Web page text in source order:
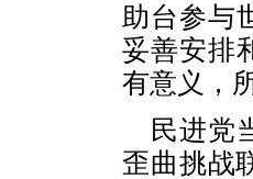
助台参与
妥善安排
有意义，
民进党
歪曲挑战